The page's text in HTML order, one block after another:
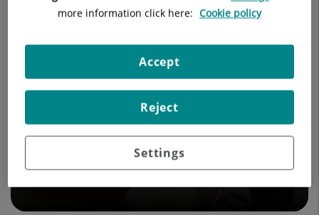
Els nostres blogs
more information click here: Cookie policy
Settings
Reject
Accept